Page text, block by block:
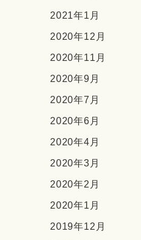
2021年1月
2020年12月
2020年11月
2020年9月
2020年7月
2020年6月
2020年4月
2020年3月
2020年2月
2020年1月
2019年12月